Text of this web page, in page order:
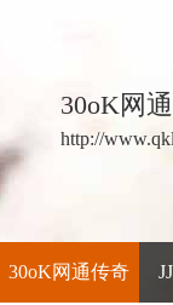
30oK网
http://
30oK网通传奇